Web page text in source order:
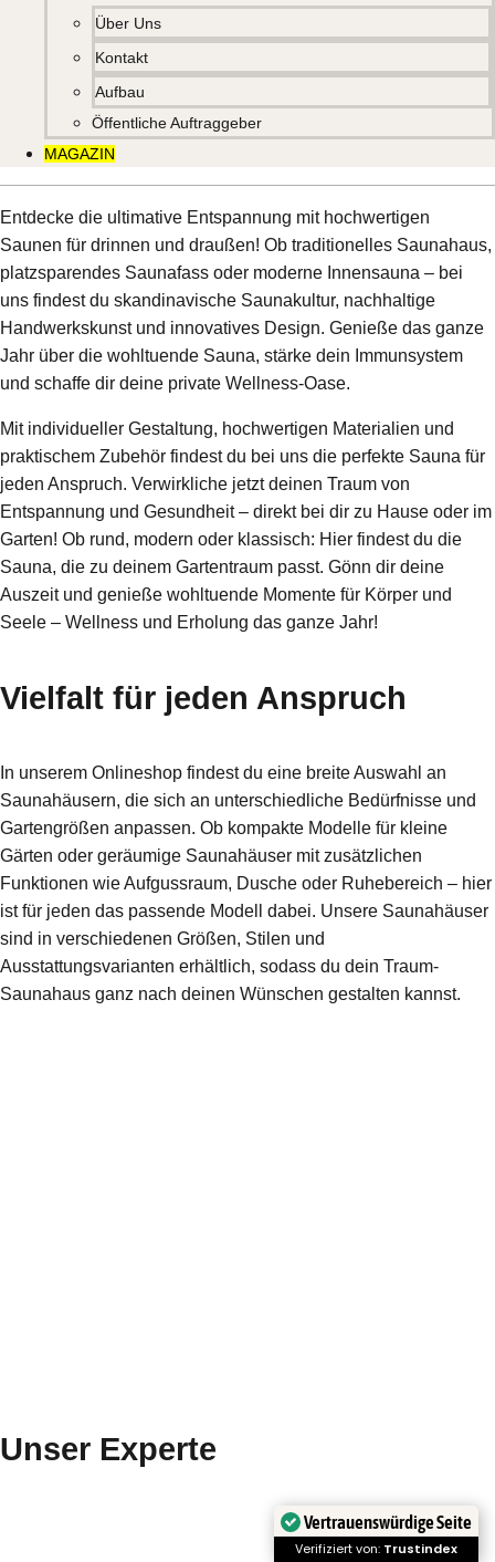
Über Uns
Kontakt
Aufbau
Öffentliche Auftraggeber
MAGAZIN
Entdecke die ultimative Entspannung mit hochwertigen
Saunen für drinnen und draußen! Ob traditionelles Saunahaus,
platzsparendes Saunafass oder moderne Innensauna – bei
uns findest du skandinavische Saunakultur, nachhaltige
Handwerkskunst und innovatives Design. Genieße das ganze
Jahr über die wohltuende Sauna, stärke dein Immunsystem
und schaffe dir deine private Wellness-Oase.
Mit individueller Gestaltung, hochwertigen Materialien und
praktischem Zubehör findest du bei uns die perfekte Sauna für
jeden Anspruch. Verwirkliche jetzt deinen Traum von
Entspannung und Gesundheit – direkt bei dir zu Hause oder im
Garten! Ob rund, modern oder klassisch: Hier findest du die
Sauna, die zu deinem Gartentraum passt. Gönn dir deine
Auszeit und genieße wohltuende Momente für Körper und
Seele – Wellness und Erholung das ganze Jahr!
Vielfalt für jeden Anspruch
In unserem Onlineshop findest du eine breite Auswahl an
Saunahäusern, die sich an unterschiedliche Bedürfnisse und
Gartengrößen anpassen. Ob kompakte Modelle für kleine
Gärten oder geräumige Saunahäuser mit zusätzlichen
Funktionen wie Aufgussraum, Dusche oder Ruhebereich – hier
ist für jeden das passende Modell dabei. Unsere Saunahäuser
sind in verschiedenen Größen, Stilen und
Ausstattungsvarianten erhältlich, sodass du dein Traum-
Saunahaus ganz nach deinen Wünschen gestalten kannst.
Unser Experte
Vertrauenswürdige Seite
Verifiziert von: Trustindex